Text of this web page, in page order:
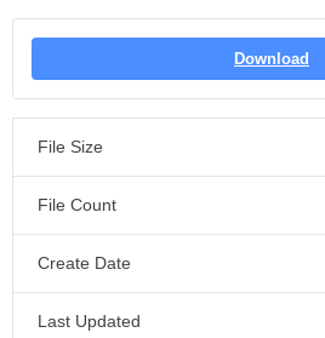
Download
File Size
File Count
Create Date
Last Updated